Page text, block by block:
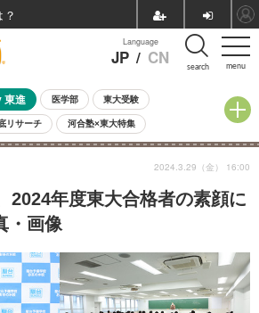
menu
Language
JP / CN search
東進 医学部 東大受験
リサーチ 河合塾×東大特集
校受験 中学受験 小学校受験
全国公立高校 過去問 人気記事
自由研究教材（中学生向け）
2024年度東大合格者の素顔に
・画像
2024.3.29（金） 16:00